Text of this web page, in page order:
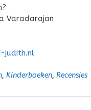
Varadarajan
judith.nl
, Kinderboeken, Recensies